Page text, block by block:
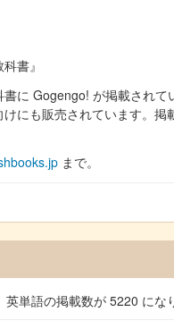
書』
に Gogengo! が掲載されて
にも販売されています。掲
まで。
英単語の掲載数が 5220 にな